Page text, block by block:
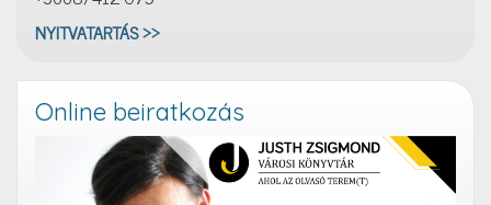
NYITVATARTÁS >>
Online beiratkozás